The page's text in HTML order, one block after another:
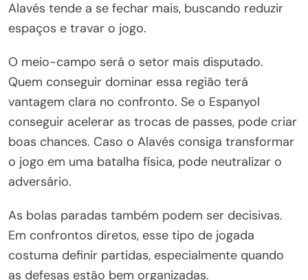
Alavés tende a se fechar mais, buscando reduzir
espaços e travar o jogo.
O meio-campo será o setor mais disputado.
Quem conseguir dominar essa região terá
vantagem clara no confronto. Se o Espanyol
conseguir acelerar as trocas de passes, pode criar
boas chances. Caso o Alavés consiga transformar
o jogo em uma batalha física, pode neutralizar o
adversário.
As bolas paradas também podem ser decisivas.
Em confrontos diretos, esse tipo de jogada
costuma definir partidas, especialmente quando
as defesas estão bem organizadas.